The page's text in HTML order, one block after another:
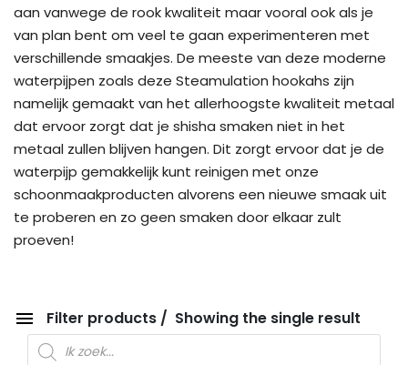
aan vanwege de rook kwaliteit maar vooral ook als je
van plan bent om veel te gaan experimenteren met
verschillende smaakjes. De meeste van deze moderne
waterpijpen zoals deze Steamulation hookahs zijn
namelijk gemaakt van het allerhoogste kwaliteit metaal
dat ervoor zorgt dat je shisha smaken niet in het
metaal zullen blijven hangen. Dit zorgt ervoor dat je de
waterpijp gemakkelijk kunt reinigen met onze
schoonmaakproducten alvorens een nieuwe smaak uit
te proberen en zo geen smaken door elkaar zult
proeven!
Filter products
Showing the single result
Producten zoeken